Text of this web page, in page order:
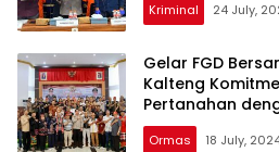
Kriminal 24 July,
Gelar FGD
Kalteng
Pertanahan
Betang
Ormas 18 July,